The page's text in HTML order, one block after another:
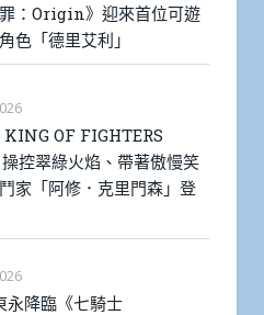
罪：Origin》迎來首位可遊
色「德里艾利」
KING OF FIGHTERS
控翠綠火焰、帶著傲慢笑
家「阿修．克里門森」登
永降臨《七騎士